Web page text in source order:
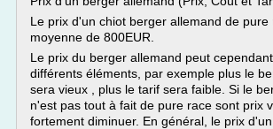
Le prix d'un chiot berger allemand de pure
moyenne de 800EUR.
Le prix du berger allemand peut
différents éléments, par exemple plus le
sera vieux , plus le tarif sera faible. Si le
n'est pas tout à fait de pure race sont prix
fortement diminuer. En général, le prix